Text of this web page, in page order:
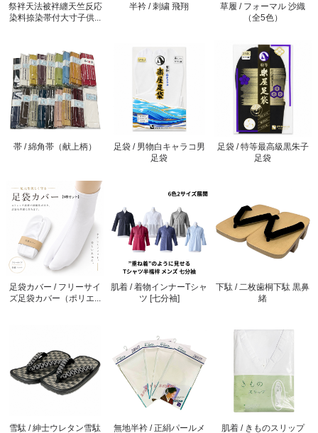
祭袢天法被袢纏天竺反応
染料捺染帯付大寸子供...
半衿 / 刺繍 飛翔
草履 / フォーマル 沙織
（全5色）
帯 / 綿角帯（献上柄）
足袋 / 男物白キャラコ男
足袋
足袋 / 特等最高級黒朱子
足袋
足袋カバー / フリーサイ
ズ足袋カバー（ポリエ...
肌着 / 着物インナーTシャ
ツ [七分袖]
下駄 / 二枚歯桐下駄 黒鼻
緒
雪駄 / 紳士ウレタン雪駄 無地半衿 / 正絹パールメ 肌着 / きものスリップ